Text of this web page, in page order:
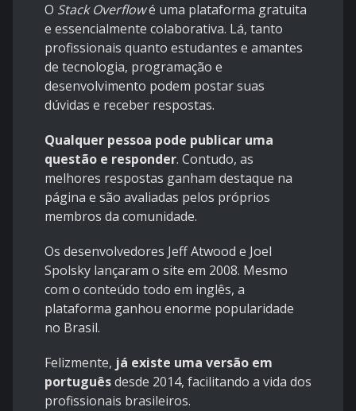
O Stack Overflowé uma plataforma gratuita
e essencialmente colaborativa. Lá, tanto
profissionais quanto estudantes e amantes
de tecnologia, programação e
desenvolvimento podem postar suas
dúvidas e receber respostas.
Qualquer pessoa pode publicar uma
questão e responder. Contudo, as
melhores respostas ganham destaque na
página e são avaliadas pelos próprios
membros da comunidade.
Os desenvolvedores Jeff Atwood e Joel
Spolsky lançaram o site em 2008. Mesmo
com o conteúdo todo em inglês, a
plataforma ganhou enorme popularidade
no Brasil.
Felizmente, já existe uma versão em
portuguêsdesde 2014, facilitando a vida dos
profissionais brasileiros.